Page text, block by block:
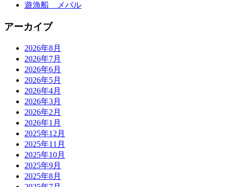
遊漁船 メバル
アーカイブ
2026年8月
2026年7月
2026年6月
2026年5月
2026年4月
2026年3月
2026年2月
2026年1月
2025年12月
2025年11月
2025年10月
2025年9月
2025年8月